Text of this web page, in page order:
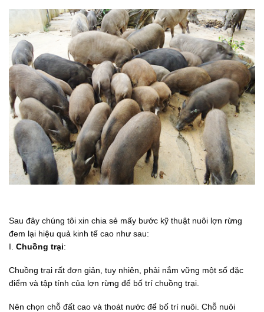
Sau đây chúng tôi xin chia sẻ mấy bước kỹ thuật nuôi lợn rừng
đem lại hiệu quả kinh tế cao như sau:
I. Chuồng trại:
Chuồng trại rất đơn giản, tuy nhiên, phải nắm vững một số đặc
điểm và tập tính của lợn rừng để bố trí chuồng trại.
Nên chọn chỗ đất cao và thoát nước để bố trí nuôi. Chỗ nuôi